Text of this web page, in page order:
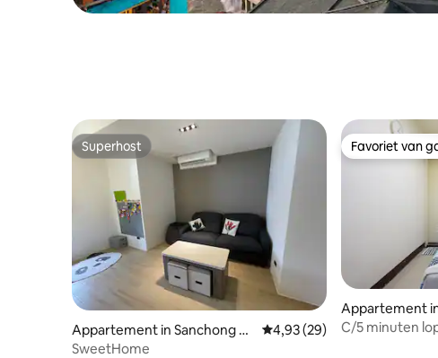
Superhost
Superhost
Appartement in Sanchong Di
strict
Gemiddelde beoordeling
4,93 (29)
SweetHome
Favoriet van
Favoriet van
Appartement
istrict
C/5 minuten